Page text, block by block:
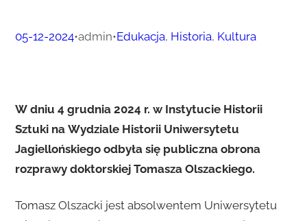
05-12-2024•admin•Edukacja, Historia, Kultura
W dniu 4 grudnia 2024 r. w Instytucie Historii
Sztuki na Wydziale Historii Uniwersytetu
Jagiellońskiego odbyła się publiczna obrona
rozprawy doktorskiej Tomasza Olszackiego.
Tomasz Olszacki jest absolwentem Uniwersytetu